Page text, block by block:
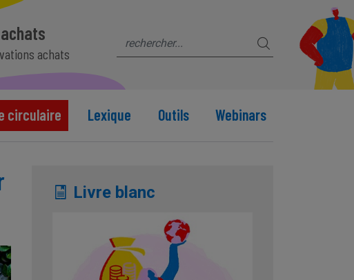
achats
circulaire Lexique Outils Webinars
Livre blanc